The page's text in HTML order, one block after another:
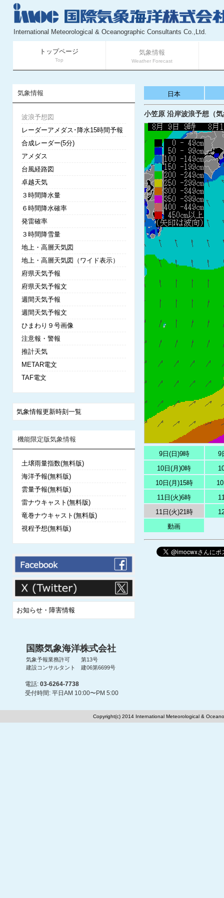
International Meteorological & Oceanographic Consultants Co.,Ltd.
トップページ
Top
気象情報
Weather Forecast
日本
小笠原 沿岸波浪予想（
9日(日)9時
9
10日(月)0時
10日(月)15時
11日(火)6時
11日(火)21時
動画
気象情報
波浪予想図
レーダーアメダス･降水15時間予報
合成レーダー(5分)
アメダス
台風経路図
卓越天気
３時間降水量
６時間降水確率
発雷確率
３時間降雪量
地上・高層天気図
地上・高層天気図（ワイド表示）
府県天気予報
府県天気予報文
週間天気予報
週間天気予報文
ひまわり９号画像
注意報・警報
推計天気
METAR電文
TAF電文
気象情報更新時刻一覧
機能限定版気象情報
土壌雨量指数(無料版)
海洋予報(無料版)
雲量予報(無料版)
雷ナウキャスト(無料版)
竜巻ナウキャスト(無料版)
視程予想(無料版)
お知らせ・障害情報
国際気象海洋株式会社
気象予報業務許可 第13号
建設コンサルタント 建06第6699号
電話: 03-6264-7738
受付時間: 平日AM 10:00〜PM 5:00
Copyright(c) 2014 International Meteorological &